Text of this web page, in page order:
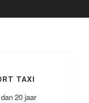
TAXI
20 jaar